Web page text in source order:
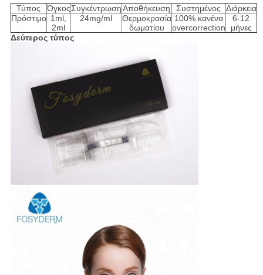
Τύπος ΌγκοςΣυγκέντρωση Αποθήκευση Συστημένος
Διάρκεια
Πρόστιμο 1ml,
2ml
24mg/ml
Θερμοκρασία
δωματίου
100% κανένα
overcorrection
6-12
μήνες
Δεύτερος τύπος